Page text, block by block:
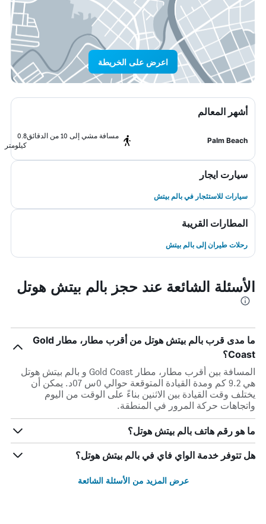
اعرض على الخريطة
أشهر المعالم
Palm Beach
مسافة مشي إلى 10 من الدقائق
0.8
كيلومتر
سيارت ايجار
سيارات للاستئجار في بالم بيتش
المطارات القريبة
رحلات طيران إلى بالم بيتش
الأسئلة الشائعة عند حجز بالم بيتش هوتل
ما مدى قرب بالم بيتش هوتل من أقرب مطار، مطار Gold
Coast؟
المسافة بين أقرب مطار، مطار Gold Coast و بالم بيتش هوتل
هي 9.2 كم ومدة القيادة المتوقعة حوالي 0س 07د. يمكن أن
يختلف وقت القيادة بين الاثنين بناءً على الوقت من اليوم
واتجاهات حركة المرور في المنطقة.
ما هو رقم هاتف بالم بيتش هوتل؟
هل تتوفر خدمة الواي فاي في بالم بيتش هوتل؟
عرض المزيد من الأسئلة الشائعة